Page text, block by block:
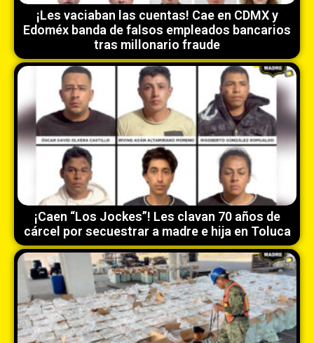
¡Les vaciaban las cuentas! Cae en CDMX y
Edoméx banda de falsos empleados bancarios
tras millonario fraude
¡Caen “Los Jockes”! Les clavan 70 años de
cárcel por secuestrar a madre e hija en Toluca